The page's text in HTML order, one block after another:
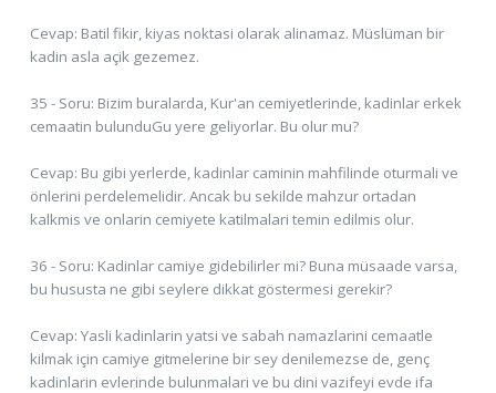
Cevap: Batil fikir, kiyas noktasi olarak alinamaz. Müslüman bir
kadin asla açik gezemez.
35 - Soru: Bizim buralarda, Kur'an cemiyetlerinde, kadinlar erkek
cemaatin bulunduGu yere geliyorlar. Bu olur mu?
Cevap: Bu gibi yerlerde, kadinlar caminin mahfilinde oturmali ve
önlerini perdelemelidir. Ancak bu sekilde mahzur ortadan
kalkmis ve onlarin cemiyete katilmalari temin edilmis olur.
36 - Soru: Kadinlar camiye gidebilirler mi? Buna müsaade varsa,
bu hususta ne gibi seylere dikkat göstermesi gerekir?
Cevap: Yasli kadinlarin yatsi ve sabah namazlarini cemaatle
kilmak için camiye gitmelerine bir sey denilemezse de, genç
kadinlarin evlerinde bulunmalari ve bu dini vazifeyi evde ifa